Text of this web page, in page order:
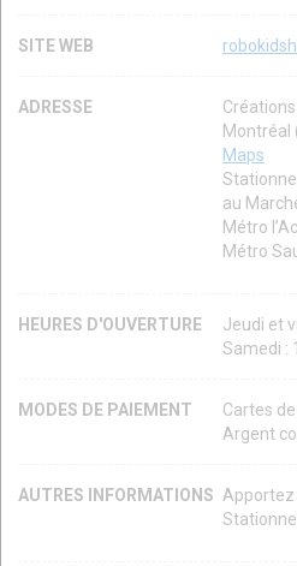
SITE WEB
ADRESSE
Montréal
Maps
au
Métro
Métro
HEURES D'OUVERTURE
Jeudi et
Samedi :
MODES DE PAIEMENT
Cartes
Argent
AUTRES INFORMATIONS Apportez